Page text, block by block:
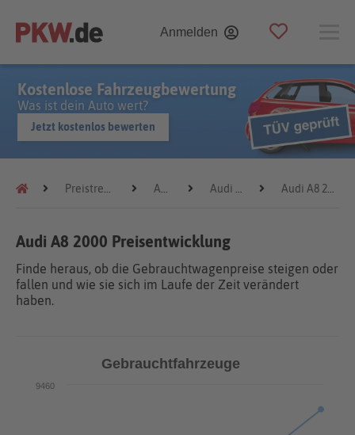
Anmelden
Kostenlose Fahrzeugbewertung
Was ist dein Auto wert?
Jetzt kostenlos bewerten
Preistrends Audi Audi A8 Audi A8 2000
Audi A8 2000 Preisentwicklung
Finde heraus, ob die Gebrauchtwagenpreise steigen oder
fallen und wie sie sich im Laufe der Zeit verändert
haben.
Gebrauchtfahrzeuge
9460